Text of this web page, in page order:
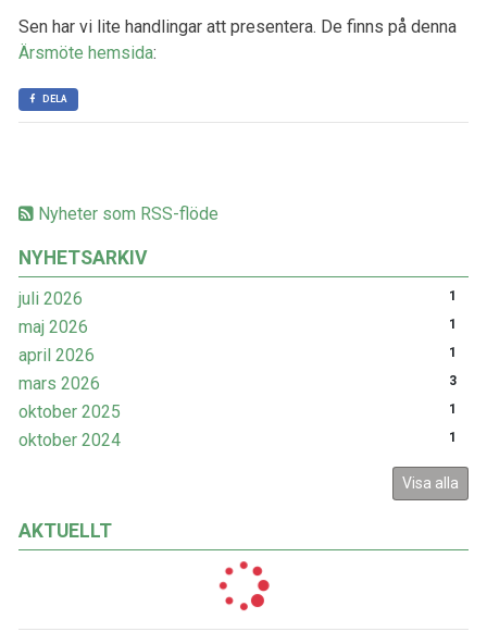
Nyheter som RSS-flöde
NYHETSARKIV
juli 2026 1
maj 2026 1
april 2026 1
mars 2026 3
oktober 2025 1
oktober 2024 1
Visa alla
AKTUELLT
Sen har vi lite handlingar att presentera. De finns på denna
Ärsmöte hemsida:
DELA